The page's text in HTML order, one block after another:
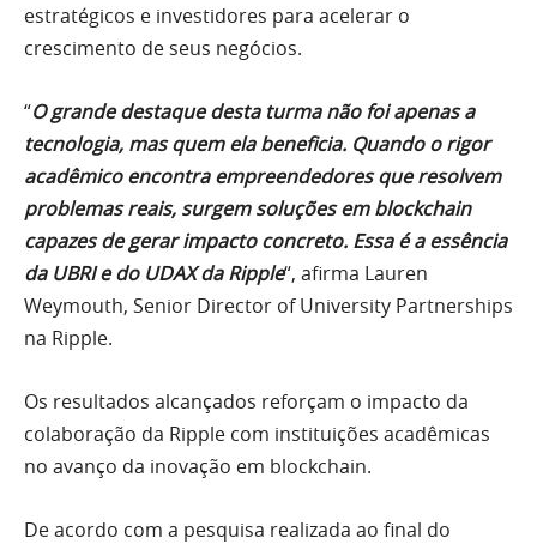
estratégicos e investidores para acelerar o
crescimento de seus negócios.
“O grande destaque desta turma não foi apenas a
tecnologia, mas quem ela beneficia. Quando o rigor
acadêmico encontra empreendedores que resolvem
problemas reais, surgem soluções em blockchain
capazes de gerar impacto concreto. Essa é a essência
da UBRI e do UDAX da Ripple“, afirma Lauren
Weymouth, Senior Director of University Partnerships
na Ripple.
Os resultados alcançados reforçam o impacto da
colaboração da Ripple com instituições acadêmicas
no avanço da inovação em blockchain.
De acordo com a pesquisa realizada ao final do